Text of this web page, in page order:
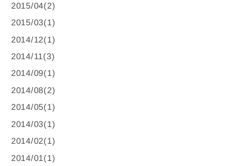
2015/04(2)
2015/03(1)
2014/12(1)
2014/11(3)
2014/09(1)
2014/08(2)
2014/05(1)
2014/03(1)
2014/02(1)
2014/01(1)